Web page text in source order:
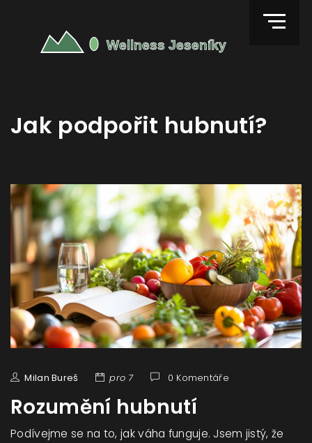
Jak podpořit hubnutí?
Milan Bureš pro 7 0 Komentáře
Rozumění hubnutí
Podívejme se na to, jak váha funguje. Jsem jistý, že